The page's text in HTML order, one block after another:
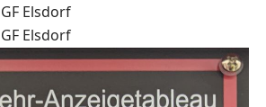
GF Elsdorf
GF Elsdorf